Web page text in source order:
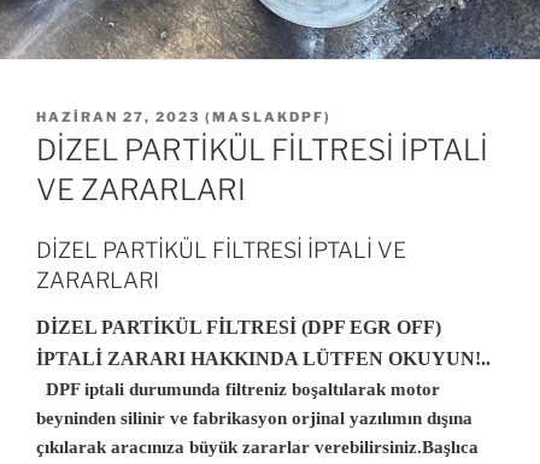
YAYIM
TARIHI
HAZIRAN 27, 2023 ( MASLAKDPF)
DİZEL PARTİKÜL FİLTRESİ İPTALİ
VE ZARARLARI
DİZEL PARTİKÜL FİLTRESİ İPTALİ VE
ZARARLARI
DİZEL PARTİKÜL FİLTRESİ (DPF EGR OFF)
İPTALİ ZARARI HAKKINDA LÜTFEN OKUYUN!..
DPF iptali durumunda filtreniz boşaltılarak motor
beyninden silinir ve fabrikasyon orjinal yazılımın dışına
çıkılarak aracınıza büyük zararlar verebilirsiniz.Başlıca